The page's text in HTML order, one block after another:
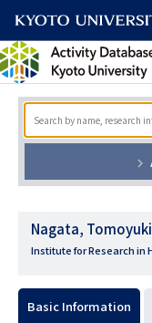
Nagata, Tomoyuki
Institute for Research in
Basic Information